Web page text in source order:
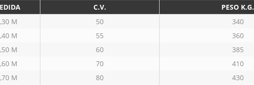
C.V. PESO K.G.
M
50 340
M
55 360
M
60 385
M
70 410
M
80 430